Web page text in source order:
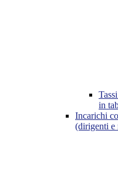
in
Incarichi
(dirigenti e